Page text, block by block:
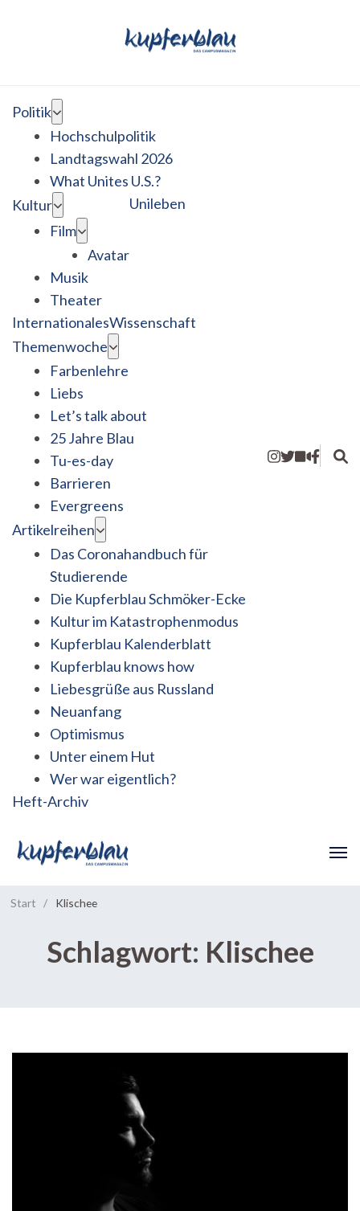
Politik
Hochschulpolitik
Landtagswahl 2026
What Unites U.S.?
Kultur
Film
Avatar
Musik
Theater
Unileben
InternationalesWissenschaft
Themenwoche
Farbenlehre
Liebs
Let’s talk about
25 Jahre Blau
Tu-es-day
Barrieren
Evergreens
Artikelreihen
Das Coronahandbuch für
Studierende
Die Kupferblau Schmöker-Ecke
Kultur im Katastrophenmodus
Kupferblau Kalenderblatt
Kupferblau knows how
Liebesgrüße aus Russland
Neuanfang
Optimismus
Unter einem Hut
Wer war eigentlich?
Heft-Archiv
Start / Klischee
Schlagwort: Klischee